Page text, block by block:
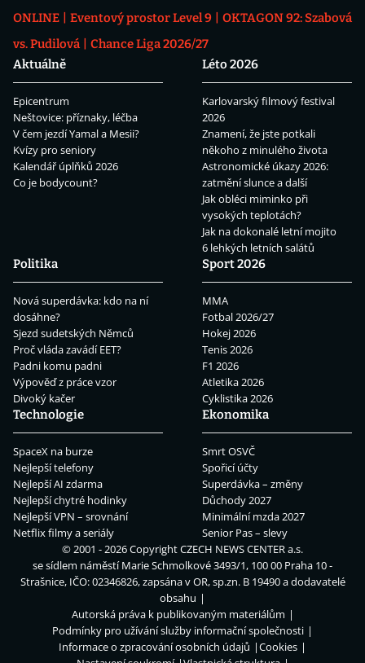
ONLINE
Eventový prostor Level 9
OKTAGON 92: Szabová
vs. Pudilová
Chance Liga 2026/27
Aktuálně
Epicentrum
Neštovice: příznaky, léčba
V čem jezdí Yamal a Mesii?
Kvízy pro seniory
Kalendář úplňků 2026
Co je bodycount?
Léto 2026
Karlovarský filmový festival
2026
Znamení, že jste potkali
někoho z minulého života
Astronomické úkazy 2026:
zatmění slunce a další
Jak obléci miminko při
vysokých teplotách?
Jak na dokonalé letní mojito
6 lehkých letních salátů
Politika
Nová superdávka: kdo na ní
dosáhne?
Sjezd sudetských Němců
Proč vláda zavádí EET?
Padni komu padni
Výpověď z práce vzor
Divoký kačer
Sport 2026
MMA
Fotbal 2026/27
Hokej 2026
Tenis 2026
F1 2026
Atletika 2026
Cyklistika 2026
Technologie
SpaceX na burze
Nejlepší telefony
Nejlepší AI zdarma
Nejlepší chytré hodinky
Nejlepší VPN – srovnání
Netflix filmy a seriály
Ekonomika
Smrt OSVČ
Spořicí účty
Superdávka – změny
Důchody 2027
Minimální mzda 2027
Senior Pas – slevy
© 2001 - 2026 CopyrightCZECH NEWS CENTER a.s.
se sídlem náměstí Marie Schmolkové 3493/1, 100 00 Praha 10 -
Strašnice, IČO: 02346826, zapsána v OR, sp.zn. B 19490 a dodavatelé
obsahu
Autorská práva k publikovaným materiálům
Podmínky pro užívání služby informační společnosti
Informace o zpracování osobních údajů
Cookies